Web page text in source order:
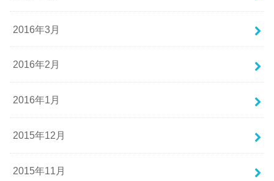
2016年3月
2016年2月
2016年1月
2015年12月
2015年11月